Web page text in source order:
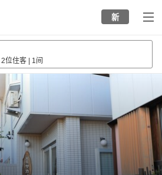
新
2位住客 1间